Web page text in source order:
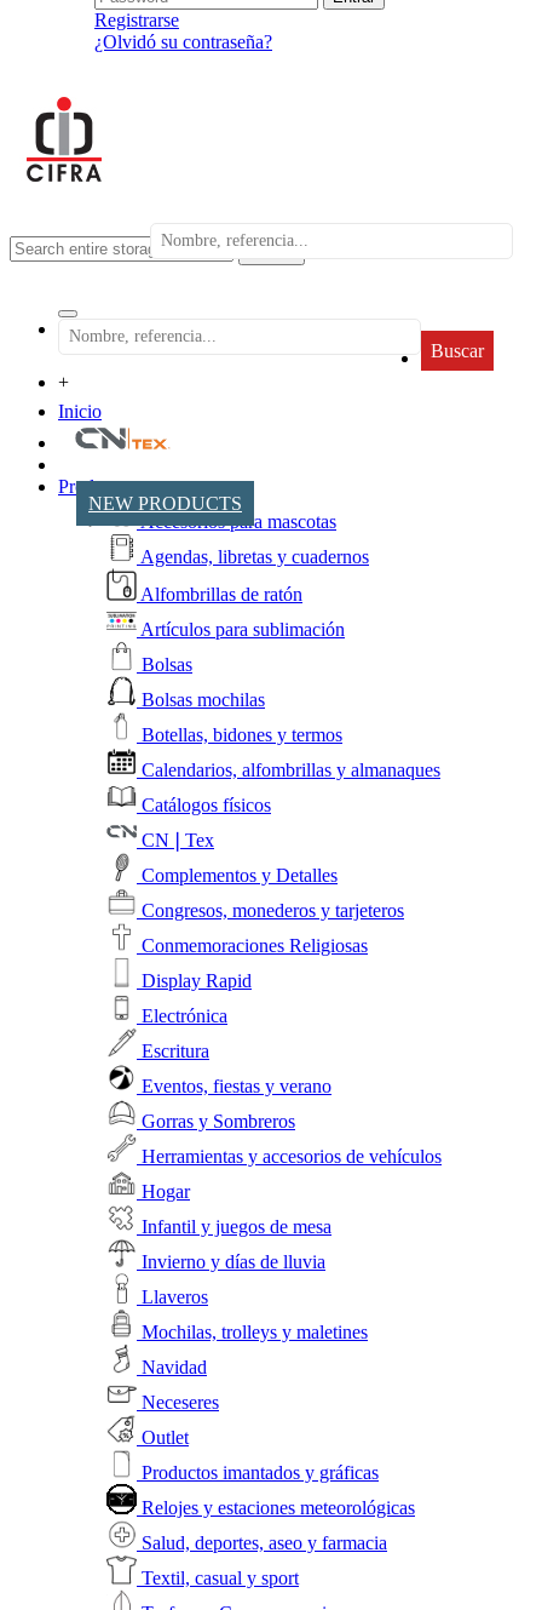
Registrarse
¿Olvidó su contraseña?
search
Buscar
+
Inicio
NEW PRODUCTS
Productos
Accesorios para mascotas
Agendas, libretas y cuadernos
Alfombrillas de ratón
Artículos para sublimación
Bolsas
Bolsas mochilas
Botellas, bidones y termos
Calendarios, alfombrillas y almanaques
Catálogos físicos
CN❘Tex
Complementos y Detalles
Congresos, monederos y tarjeteros
Conmemoraciones Religiosas
Display Rapid
Electrónica
Escritura
Eventos, fiestas y verano
Gorras y Sombreros
Herramientas y accesorios de vehículos
Hogar
Infantil y juegos de mesa
Invierno y días de lluvia
Llaveros
Mochilas, trolleys y maletines
Navidad
Neceseres
Outlet
Productos imantados y gráficas
Relojes y estaciones meteorológicas
Salud, deportes, aseo y farmacia
Textil, casual y sport